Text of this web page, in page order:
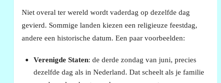
Niet overal ter wereld wordt vaderdag op dezelfde dag
gevierd. Sommige landen kiezen een religieuze feestdag,
andere een historische datum. Een paar voorbeelden:
Verenigde Staten: de derde zondag van juni, precies
dezelfde dag als in Nederland. Dat scheelt als je familie